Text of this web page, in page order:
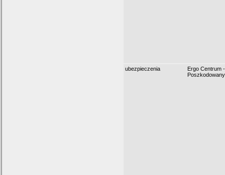
ubezpieczenia
Ergo Centrum